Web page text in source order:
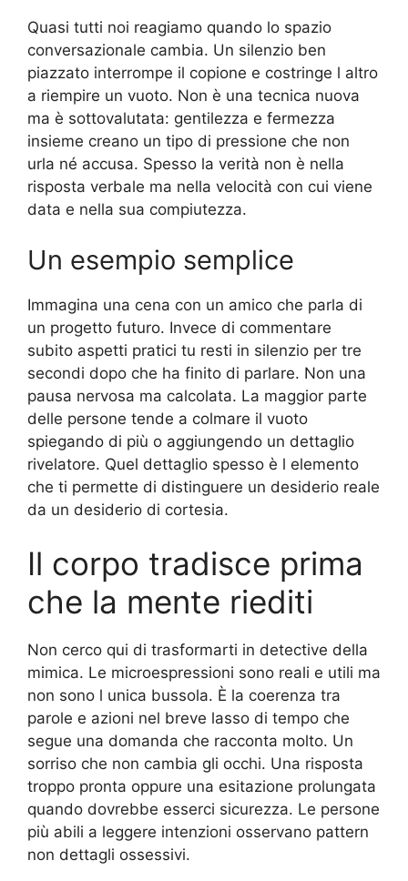
Quasi tutti noi reagiamo quando lo spazio
conversazionale cambia. Un silenzio ben
piazzato interrompe il copione e costringe l altro
a riempire un vuoto. Non è una tecnica nuova
ma è sottovalutata: gentilezza e fermezza
insieme creano un tipo di pressione che non
urla né accusa. Spesso la verità non è nella
risposta verbale ma nella velocità con cui viene
data e nella sua compiutezza.
Un esempio semplice
Immagina una cena con un amico che parla di
un progetto futuro. Invece di commentare
subito aspetti pratici tu resti in silenzio per tre
secondi dopo che ha finito di parlare. Non una
pausa nervosa ma calcolata. La maggior parte
delle persone tende a colmare il vuoto
spiegando di più o aggiungendo un dettaglio
rivelatore. Quel dettaglio spesso è l elemento
che ti permette di distinguere un desiderio reale
da un desiderio di cortesia.
Il corpo tradisce prima
che la mente riediti
Non cerco qui di trasformarti in detective della
mimica. Le microespressioni sono reali e utili ma
non sono l unica bussola. È la coerenza tra
parole e azioni nel breve lasso di tempo che
segue una domanda che racconta molto. Un
sorriso che non cambia gli occhi. Una risposta
troppo pronta oppure una esitazione prolungata
quando dovrebbe esserci sicurezza. Le persone
più abili a leggere intenzioni osservano pattern
non dettagli ossessivi.